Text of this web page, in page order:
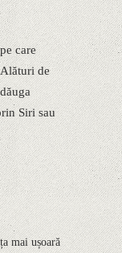
care
de
Siri sau
mai ușoară